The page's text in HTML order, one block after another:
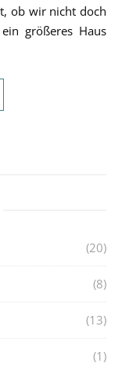
ob wir nicht doch
größeres Haus
(20)
(8)
(13)
(1)